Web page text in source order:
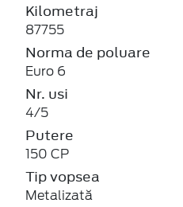
Kilometraj
87755
Norma de poluare
Euro 6
Nr. usi
4/5
Putere
150 CP
Tip vopsea
Metalizată